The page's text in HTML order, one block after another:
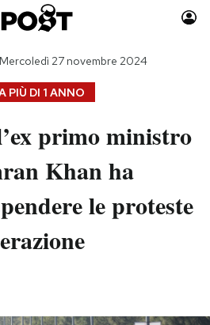
Auto
Moda
Consumismi
Storie/Idee
Ok Boomer!
Media
Mondiali calcio 2026
PIÙ DI 1 ANNO
Mercoledì 27 novembre 2024
primo ministro
Khan ha
le proteste